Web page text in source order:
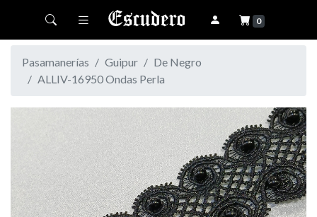
Toggle navigation 0
Pasamanerías Guipur
De Negro
ALLIV-16950 Ondas Perla